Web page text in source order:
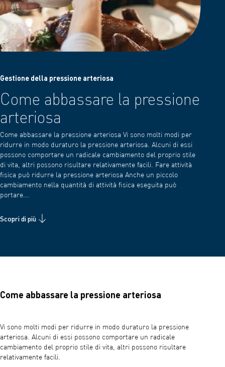
Gestione della pressione arteriosa
Come abbassare la pressione
arteriosa
Come abbassare la pressione arteriosa Vi sono molti modi per
ridurre in modo duraturo la pressione arteriosa. Alcuni di essi
possono comportare un radicale cambiamento del proprio stile
di vita, altri possono risultare relativamente facili. Fare attività
fisica può ridurre la pressione arteriosa Anche un piccolo
cambiamento nella quantità di attività fisica eseguita può
portare...
Scopri di più
Come abbassare la pressione arteriosa
Vi sono molti modi per ridurre in modo duraturo la pressione
arteriosa. Alcuni di essi possono comportare un radicale
cambiamento del proprio stile di vita, altri possono risultare
relativamente facili.